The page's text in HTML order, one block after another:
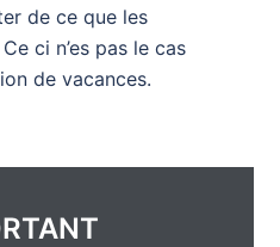
de ce que les
ci n’es pas le cas
de vacances.